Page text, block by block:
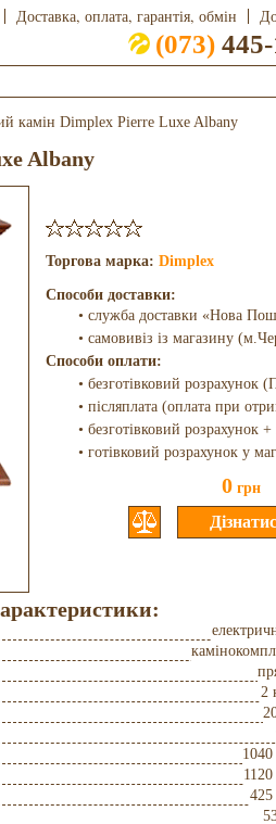
Доставка, оплата, гарантія, обмін
(073)
камін Dimplex Pierre Luxe Albany
Albany
Торгова марка: Dimplex
Способи доставки:
• служба доставки «Нова
• самовивіз із магазину
Способи оплати:
• безготівковий розрахунок
• післяплата (оплата при
• безготівковий розрахунок +
• готівковий розрахунок у
0 грн
2